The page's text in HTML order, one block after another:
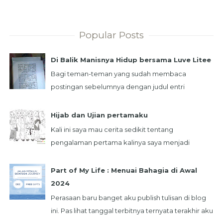
Popular Posts
Di Balik Manisnya Hidup bersama Luve Litee
Bagi teman-teman yang sudah membaca
postingan sebelumnya dengan judul entri
tent...
Hijab dan Ujian pertamaku
Kali ini saya mau cerita sedikit tentang
pengalaman pertama kalinya saya menjadi
saya deng...
Part of My Life : Menuai Bahagia di Awal
2024
Perasaan baru banget aku publish tulisan di blog
ini. Pas lihat tanggal terbitnya ternyata terakhir aku